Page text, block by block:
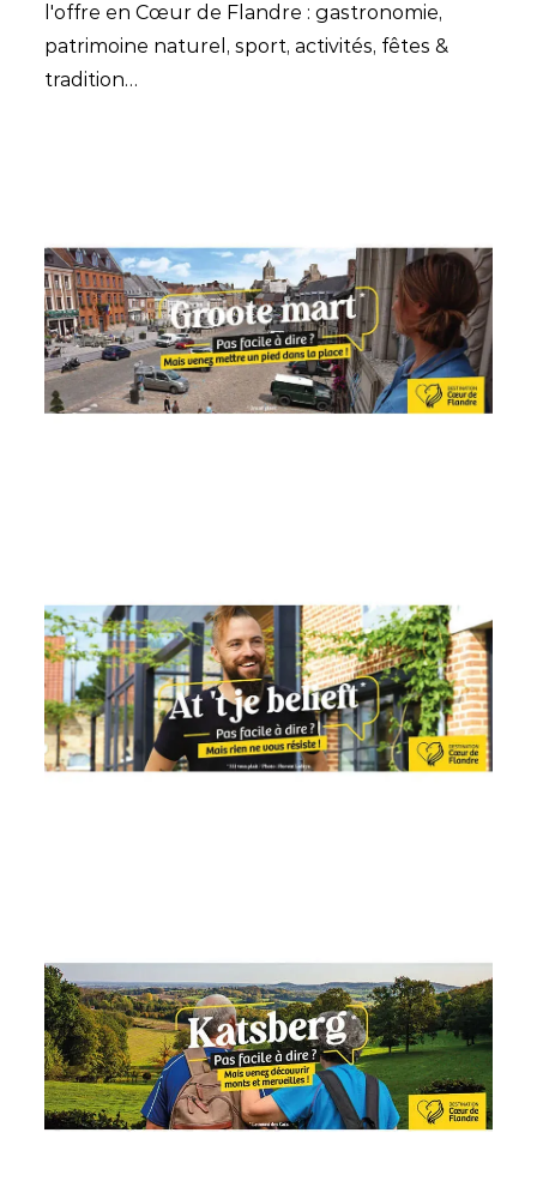
l'offre en Cœur de Flandre : gastronomie,
patrimoine naturel, sport, activités, fêtes &
tradition…